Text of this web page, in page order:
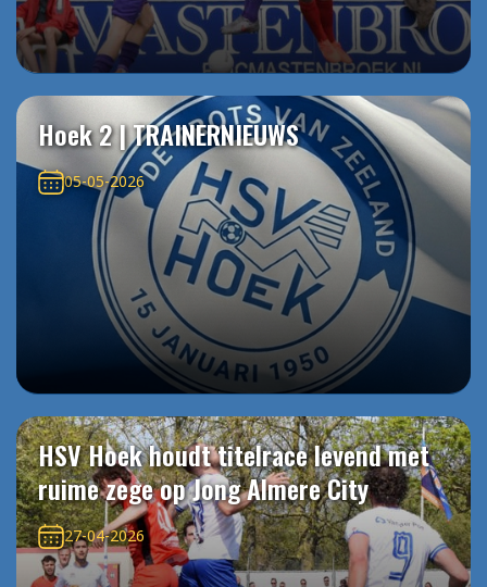
Hoek 2 | TRAINERNIEUWS
05-05-2026
HSV Hoek houdt titelrace levend met
ruime zege op Jong Almere City
27-04-2026